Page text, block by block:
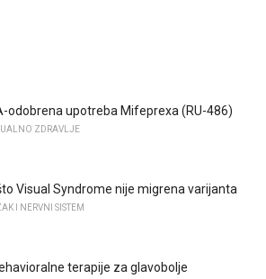
odobrena upotreba Mifeprexa (RU-486)
ZDRAVLJE
Visual Syndrome nije migrena varijanta
I NERVNI SISTEM
terapije za glavobolje